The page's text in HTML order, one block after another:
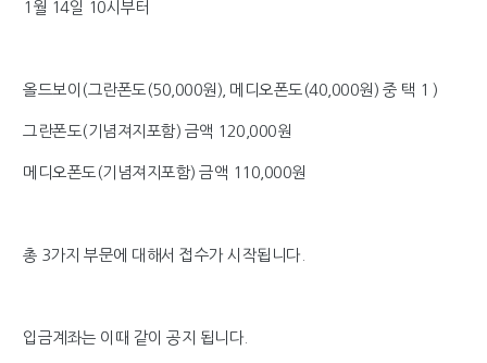
1월 14일 10시부터
올드보이(그란폰도(50,000원), 메디오폰도(40,000원) 중 택 1 )
그란폰도(기념져지포함) 금액 120,000원
메디오폰도(기념져지포함) 금액 110,000원
총 3가지 부문에 대해서 접수가 시작됩니다.
입금계좌는 이때 같이 공지 됩니다.